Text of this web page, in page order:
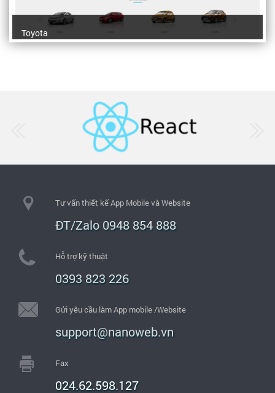
Toyota
Tư vấn thiết kế App Mobile và Website
ĐT/Zalo 0948 854 888
Hỗ trợ kỹ thuật
0393 823 226
Gửi yêu cầu làm App mobile /Website
support@nanoweb.vn
Fax
024.62.598.127